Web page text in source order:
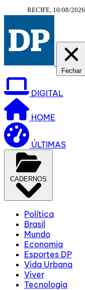
RECIFE, 10/08/2026
Fechar
DIGITAL
HOME
ÚLTIMAS
CADERNOS
Política
Brasil
Mundo
Economia
Esportes DP
Vida Urbana
Viver
Tecnologia